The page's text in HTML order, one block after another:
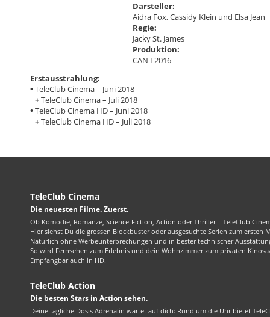
Darsteller:
Aidra Fox, Cassidy Klein und Elsa Jean
Regie:
Jacky St. James
Produktion:
CAN I 2016
Erstausstrahlung:
•TeleClub Cinema – Juni 2018
+TeleClub Cinema – Juli 2018
•TeleClub Cinema HD – Juni 2018
+TeleClub Cinema HD – Juli 2018
TeleClub Cinema
Die neuesten Filme. Zuerst.
Ob Komödie, Romanze, Science-Fiction, Action oder Thriller – TeleClub
Hier siehst Du die grossen Blockbuster oder ausgesuchte Serien zum ersten
Natürlich ohne Werbeunterbrechungen und in bester technischer
So wird Fernsehen zum Erlebnis und dein Wohnzimmer zum privaten
Empfangbar auch in HD.
TeleClub Action
Die besten Stars in Action sehen.
Deine tägliche Dosis Adrenalin wartet auf dich: Rund um die Uhr bietet